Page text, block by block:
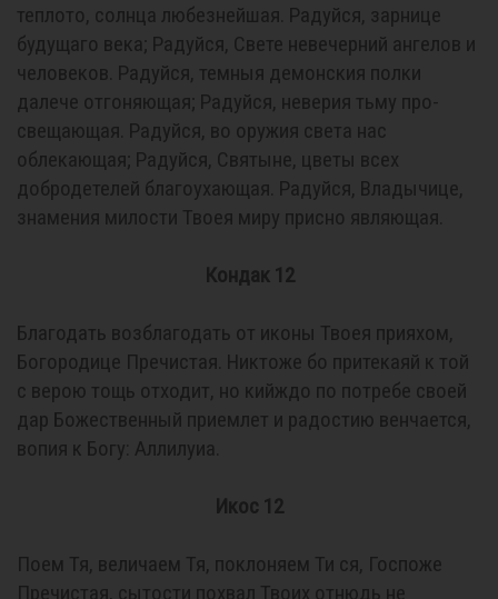
теплото, солнца любезнейшая. Радуйся, зарнице
будущаго века; Радуйся, Свете невечерний ангелов и
человеков. Радуйся, темныя демонския полки
далече отгоняющая; Радуйся, неверия тьму про-
свещающая. Радуйся, во оружия света нас
облекающая; Радуйся, Святыне, цветы всех
добродетелей благоухающая. Радуйся, Владычице,
знамения милости Твоея миру присно являющая.
Кондак 12
Благодать возблагодать от иконы Твоея прияхом,
Богородице Пречистая. Никтоже бо притекаяй к той
с верою тощь отходит, но кийждо по потребе своей
дар Божественный приемлет и радостию венчается,
вопия к Богу: Аллилуиа.
Икос 12
Поем Тя, величаем Тя, поклоняем Ти ся, Госпоже
Пречистая, сытости похвал Твоих отнюдь не